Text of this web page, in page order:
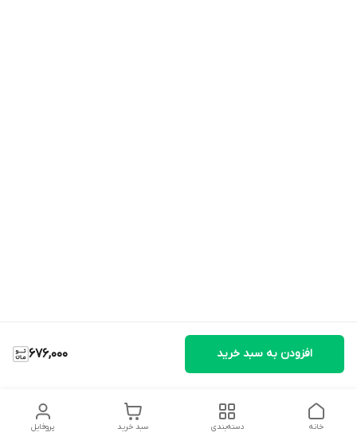
676,000 افزودن به سبد خرید
پروفایل سبد خرید دسته‌بندی خانه